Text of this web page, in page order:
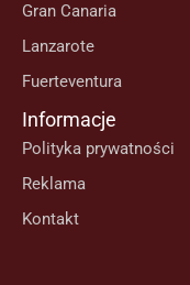
Gran Canaria
Lanzarote
Fuerteventura
Informacje
Polityka prywatności
Reklama
Kontakt